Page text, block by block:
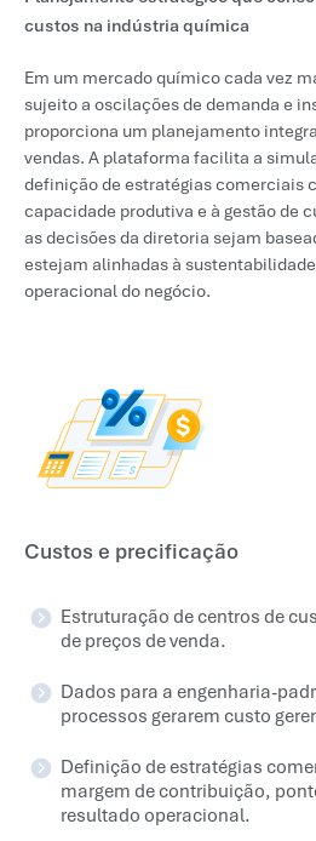
custos na indústria química
Em um mercado químico cada vez
sujeito a oscilações de demanda e
proporciona um planejamento
vendas. A plataforma facilita a
definição de estratégias comerciais
capacidade produtiva e à gestão de
as decisões da diretoria sejam
estejam alinhadas à
operacional do negócio.
Custos e precificação
Estruturação de centros de
de preços de venda.
Dados para a engenharia-
processos gerarem custo
Definição de estratégias
margem de contribuição,
resultado operacional.